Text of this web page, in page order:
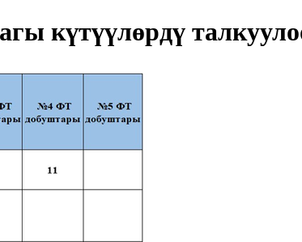
күтүүлөрдү